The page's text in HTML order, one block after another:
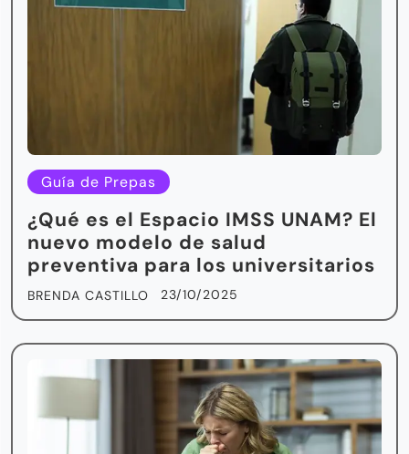
Guía de Prepas
¿Qué es el Espacio IMSS UNAM? El
nuevo modelo de salud
preventiva para los universitarios
BRENDA CASTILLO 23/10/2025